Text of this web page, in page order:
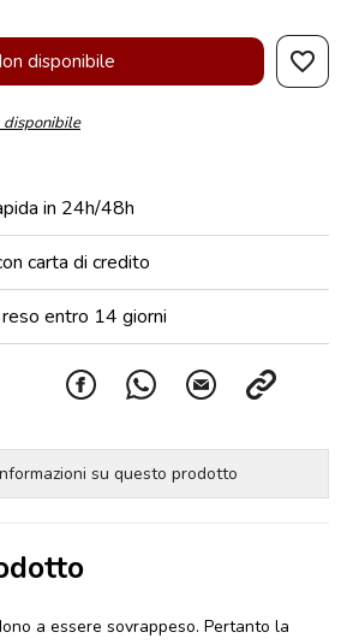
disponibile favorite_border
disponibile
in 24h/48h
carta di credito
entro 14 giorni
su questo prodotto
a essere sovrappeso. Pertanto la